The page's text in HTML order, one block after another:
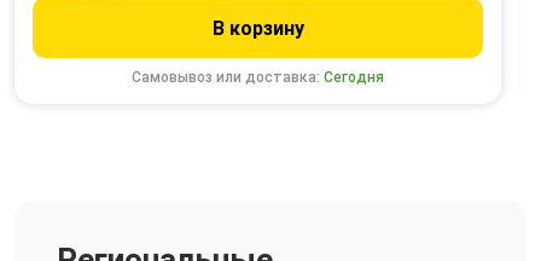
Самовывоз или доставка:Сегодня
В корзину